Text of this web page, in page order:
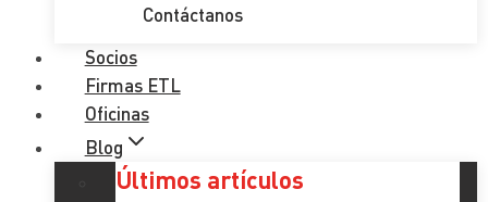
Contáctanos
Socios
Firmas ETL
Oficinas
Blog
Últimos artículos